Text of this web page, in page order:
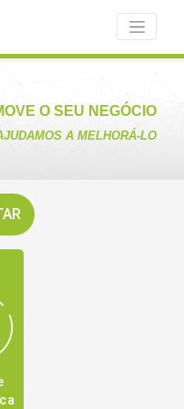
O SEU NEGÓCIO
A MELHORÁ-LO